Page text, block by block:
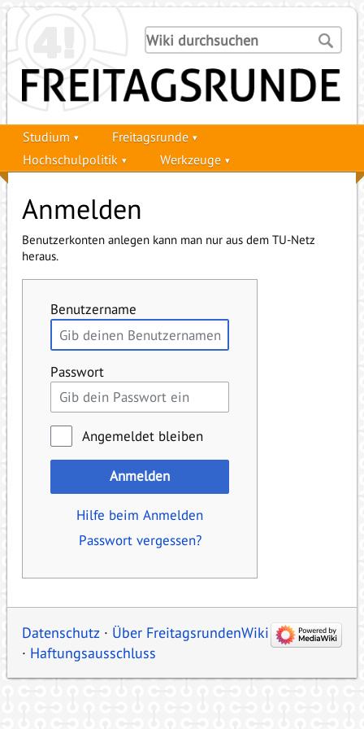
Studium
Freitagsrunde
Hochschulpolitik
Werkzeuge
Anmelden
Benutzerkonten anlegen kann man nur aus dem TU-Netz
heraus.
Benutzername
Passwort
Angemeldet bleiben
Anmelden
Hilfe beim Anmelden
Passwort vergessen?
Datenschutz
Über FreitagsrundenWiki
Haftungsausschluss